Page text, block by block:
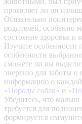
проявляет ли он
Обязательно
родителей, особенно
состояние здоровья и
Изучите особенности
особенности
сможете ли вы
энергию для заботы
информацию о каждой
«Породы собак» и
Убедитесь, что малыш
требуется для
формируется